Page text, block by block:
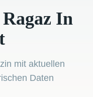
In
mit aktuellen
Daten